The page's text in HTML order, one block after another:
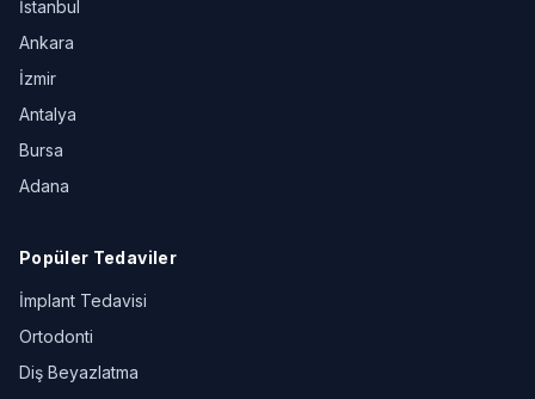
İstanbul
Ankara
İzmir
Antalya
Bursa
Adana
Popüler Tedaviler
İmplant Tedavisi
Ortodonti
Diş Beyazlatma